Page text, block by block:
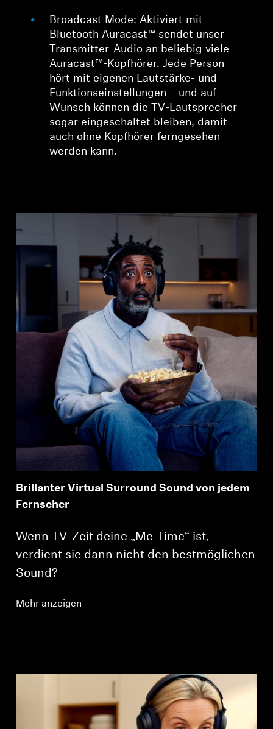
Broadcast Mode: Aktiviert mit
Bluetooth Auracast™ sendet unser
Transmitter-Audio an beliebig viele
Auracast™-Kopfhörer. Jede Person
hört mit eigenen Lautstärke- und
Funktionseinstellungen – und auf
Wunsch können die TV-Lautsprecher
sogar eingeschaltet bleiben, damit
auch ohne Kopfhörer ferngesehen
werden kann.
Brillanter Virtual Surround Sound von jedem
Fernseher
Wenn TV-Zeit deine „Me-Time“ ist,
verdient sie dann nicht den bestmöglichen
Sound?
Mehr anzeigen